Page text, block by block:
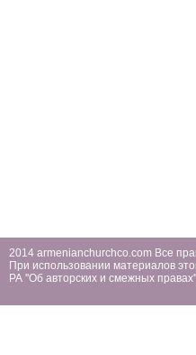
2014 armenianchurchco.com Все
При использовании материалов
РА ''Об авторских и смежных правах'' .